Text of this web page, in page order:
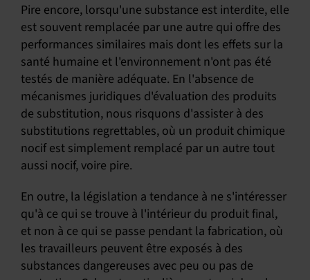
Pire encore, lorsqu'une substance est interdite, elle
est souvent remplacée par une autre qui offre des
performances similaires mais dont les effets sur la
santé humaine et l'environnement n'ont pas été
testés de manière adéquate. En l'absence de
mécanismes juridiques d'évaluation des produits
de substitution, nous risquons d'assister à des
substitutions regrettables, où un produit chimique
nocif est simplement remplacé par un autre tout
aussi nocif, voire pire.
En outre, la législation a tendance à ne s'intéresser
qu'à ce qui se trouve à l'intérieur du produit final,
et non à ce qui se passe pendant la fabrication, où
les travailleurs peuvent être exposés à des
substances dangereuses avec peu ou pas de